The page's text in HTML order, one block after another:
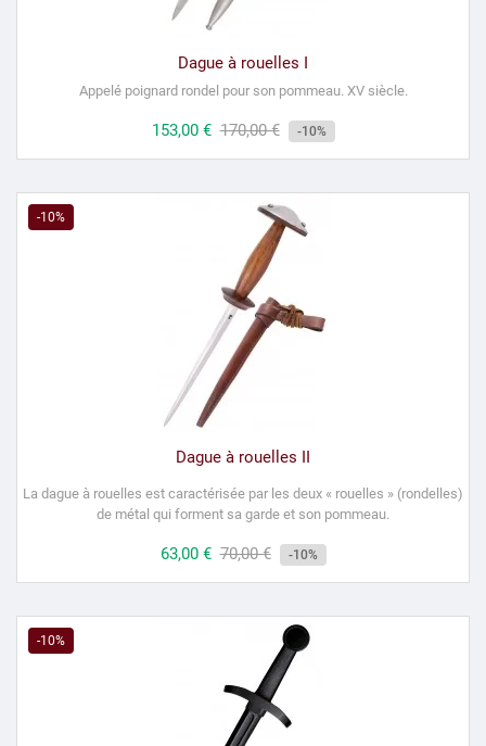
Dague à rouelles I
Appelé poignard rondel pour son pommeau. XV siècle.
Prix
153,00 € Prix
170,00 € -10%
-10%
Dague à rouelles II
La dague à rouelles est caractérisée par les deux « rouelles » (rondelles)
de métal qui forment sa garde et son pommeau.
Prix
63,00 € Prix
70,00 € -10%
-10%